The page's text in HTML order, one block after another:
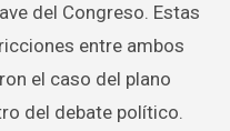
del Congreso. Estas
entre ambos
el caso del plano
del debate político.